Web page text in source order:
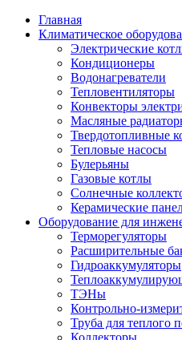
Главная
Климатическое
Электрические
Кондиционеры
Водонагреватели
Тепловентиляторы
Конвекторы
Масляные
Твердотопливные
Тепловые насосы
Булерьяны
Газовые котлы
Солнечные
Керамические
Оборудование для
Терморегуляторы
Расширительные
Гидроаккумуляторы
ТЭНы
Контрольно-
Труба для теплого
Коллекторы